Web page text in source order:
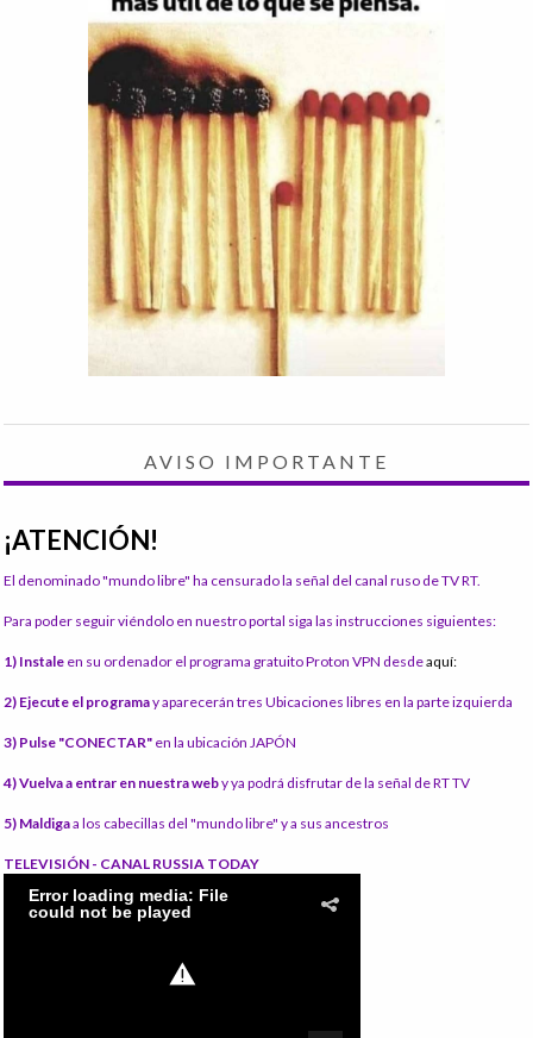
AVISO IMPORTANTE
¡ATENCIÓN!
El denominado "mundo libre" ha censurado la señal del canal ruso de TV RT.
Para poder seguir viéndolo en nuestro portal siga las instrucciones siguientes:
1) Instale en su ordenador el programa gratuito Proton VPN desdeaquí:
2) Ejecute el programay aparecerán tres Ubicaciones libres en la parte izquierda
3) Pulse "CONECTAR" en la ubicación JAPÓN
4) Vuelva a entrar en nuestra weby ya podrá disfrutar de la señal de RT TV
5) Maldigaa los cabecillas del "mundo libre" y a sus ancestros
TELEVISIÓN - CANAL RUSSIA TODAY